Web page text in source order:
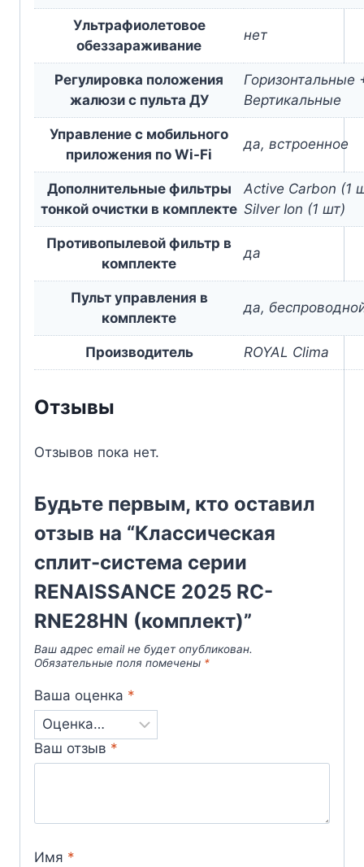
Ультрафиолетовое
обеззараживание
нет
Регулировка положения
жалюзи с пульта ДУ
Горизонтальные
Вертикальные
Управление c мобильного
приложения по Wi-Fi
да, встроенное
Дополнительные фильтры
тонкой очистки в комплекте
Active Carbon (1
Silver Ion (1 шт)
Противопылевой фильтр в
комплекте
да
Пульт управления в
комплекте
да,
Производитель ROYAL Clima
Отзывы
Отзывов пока нет.
Будьте первым, кто оставил
отзыв на “Классическая
сплит-система серии
RENAISSANCE 2025 RC-
RNE28HN (комплект)”
Ваш адрес email не будет опубликован.
Обязательные поля помечены *
Ваша оценка *
Ваш отзыв *
Имя *